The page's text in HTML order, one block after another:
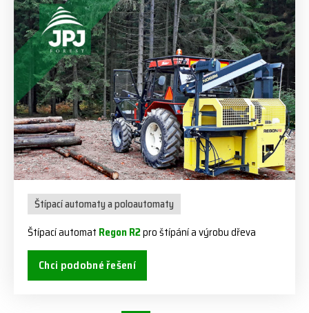
Štípací automaty a poloautomaty
Štípací automat Regon R2pro štípání a výrobu dřeva
Chci podobné řešení